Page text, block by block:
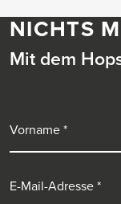
NICHTS
Mit dem